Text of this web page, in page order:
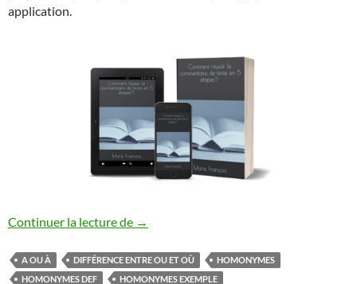
application.
Continuer la lecture de LES HOMONYMES
→
A OU À DIFFÉRENCE ENTRE OU ET OÙ
HOMONYMES
HOMONYMES DEF
HOMONYMES EXEMPLE